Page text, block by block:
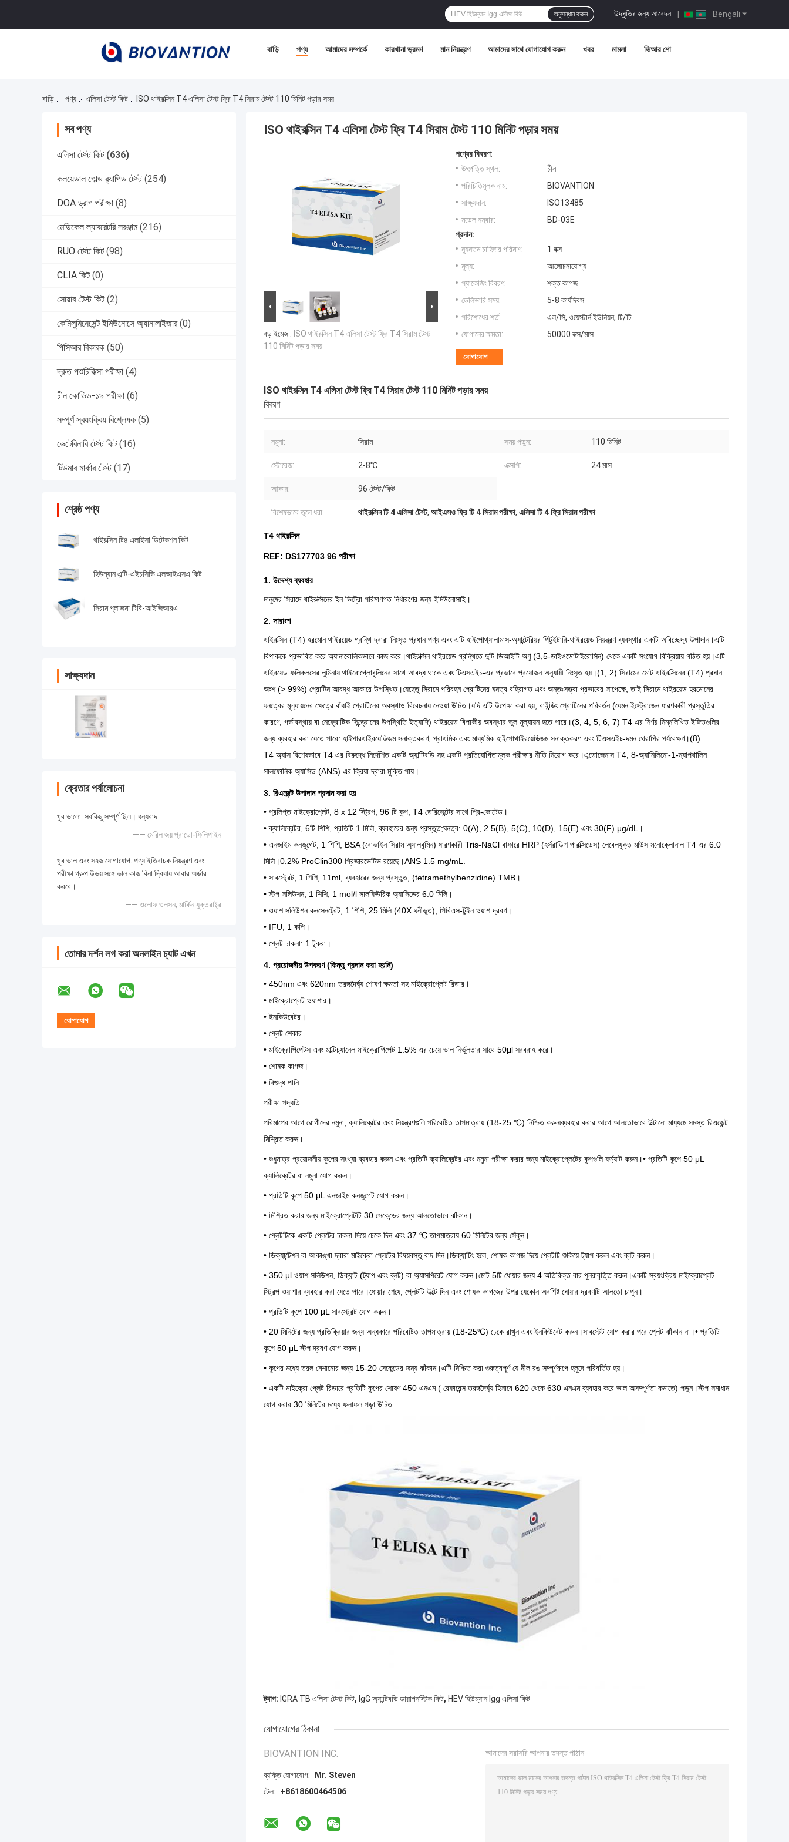
Bengali
উদ্ধৃতির জন্য আবেদন |
অনুসন্ধান করুন
বাড়ি পণ্য আমাদের সম্পর্কে কারখানা ভ্রমণ মান নিয়ন্ত্রণ আমাদের সাথে যোগাযোগ করুন খবর মামলা ভিআর শো
বাড়ি পণ্য এলিসা টেস্ট কিট ISO থাইরক্সিন T4 এলিসা টেস্ট ফ্রি T4 সিরাম টেস্ট 110 মিনিট পড়ার সময়
সব পণ্য
এলিসা টেস্ট কিট (636)
কলয়েডাল গোল্ড র‍্যাপিড টেস্ট (254)
DOA ড্রাগ পরীক্ষা (8)
মেডিকেল ল্যাবরেটরি সরঞ্জাম (216)
RUO টেস্ট কিট (98)
CLIA কিট (0)
সোয়াব টেস্ট কিট (2)
কেমিলুমিনেসেন্ট ইমিউনোসে অ্যানালাইজার (0)
পিসিআর বিকারক (50)
দ্রুত পশুচিকিত্সা পরীক্ষা (4)
চীন কোভিড-১৯ পরীক্ষা (6)
সম্পূর্ণ স্বয়ংক্রিয় বিশ্লেষক (5)
ভেটেরিনারি টেস্ট কিট (16)
টিউমার মার্কার টেস্ট (17)
শ্রেষ্ঠ পণ্য
থাইরক্সিন টি৪ এলাইসা ডিটেকশন কিট
হিউম্যান এন্টি-এইচসিভি এলআইএসএ কিট
সিরাম প্লাজমা টিবি-আইজিআরএ
সাক্ষ্যদান
ক্রেতার পর্যালোচনা
খুব ভালো. সবকিছু সম্পূর্ণ ছিল। ধন্যবাদ
—— মেরিল জয় প্রাডো-ফিলিপাইন
খুব ভাল এবং সহজ যোগাযোগ. পণ্য ইতিবাচক নিয়ন্ত্রণ এবং
পরীক্ষা গ্রুপ উভয় সঙ্গে ভাল কাজ.বিনা দ্বিধায় আবার অর্ডার
করবে।
—— ওলোফ ওলসন, মার্কিন যুক্তরাষ্ট্র
তোমার দর্শন লগ করা অনলাইন চ্যাট এখন
ISO থাইরক্সিন T4 এলিসা টেস্ট ফ্রি T4 সিরাম টেস্ট 110 মিনিট পড়ার সময়
বড় ইমেজ : ISO থাইরক্সিন T4 এলিসা টেস্ট ফ্রি T4 সিরাম টেস্ট
110 মিনিট পড়ার সময়
পণ্যের বিবরণ:
উৎপত্তি স্থল:
চীন
পরিচিতিমুলক নাম:
BIOVANTION
সাক্ষ্যদান:
ISO13485
মডেল নম্বার:
BD-03E
প্রদান:
ন্যূনতম চাহিদার পরিমাণ:
1 বক্স
মূল্য:
আলোচনাযোগ্য
প্যাকেজিং বিবরণ:
শক্ত কাগজ
ডেলিভারি সময়:
5-8 কার্যদিবস
পরিশোধের শর্ত:
এল/সি, ওয়েস্টার্ন ইউনিয়ন, টি/টি
যোগানের ক্ষমতা:
50000 বক্স/মাস
যোগাযোগ
ISO থাইরক্সিন T4 এলিসা টেস্ট ফ্রি T4 সিরাম টেস্ট 110 মিনিট পড়ার সময়
বিবরণ
নমুনা: সিরাম সময় পড়ুন: 110 মিনিট
স্টোরেজ: 2-8℃ এক্সপি: 24 মাস
আকার: 96 টেস্ট/কিট
বিশেষভাবে তুলে ধরা: থাইরক্সিন টি 4 এলিসা টেস্ট, আইএসও ফ্রি টি 4 সিরাম পরীক্ষা, এলিসা টি 4 ফ্রি সিরাম পরীক্ষা
T4 থাইরক্সিন
REF: DS177703 96 পরীক্ষা
1. উদ্দেশ্য ব্যবহার
মানুষের সিরামে থাইরক্সিনের ইন ভিট্রো পরিমাণগত নির্ধারণের জন্য ইমিউনোসাই।
2. সারাংশ
থাইরক্সিন (T4) হরমোন থাইরয়েড গ্রন্থি দ্বারা নিঃসৃত প্রধান পণ্য এবং এটি হাইপোথ্যালামাস-অ্যান্টেরিয়র পিটুইটারি-থাইরয়েড নিয়ন্ত্রণ ব্যবস্থার একটি অবিচ্ছেদ্য উপাদান।এটি
বিপাককে প্রভাবিত করে অ্যানাবোলিকভাবে কাজ করে।থাইরক্সিন থাইরয়েড গ্রন্থিতে দুটি ডিআইটি অণু (3,5-ডাইওডোটাইরোসিন) থেকে একটি সংযোগ বিক্রিয়ায় গঠিত হয়।এটি
থাইরয়েড ফলিকলসের লুমিনায় থাইরোগ্লোবুলিনের সাথে আবদ্ধ থাকে এবং টিএসএইচ-এর প্রভাবে প্রয়োজন অনুযায়ী নিঃসৃত হয়।(1, 2) সিরামের মোট থাইরক্সিনের (T4) প্রধান
অংশ (> 99%) প্রোটিন আবদ্ধ আকারে উপস্থিত।যেহেতু সিরামে পরিবহন প্রোটিনের ঘনত্ব বহিরাগত এবং অন্তঃসত্ত্বা প্রভাবের সাপেক্ষে, তাই সিরামে থাইরয়েড হরমোনের
ঘনত্বের মূল্যায়নের ক্ষেত্রে বাঁধাই প্রোটিনের অবস্থাও বিবেচনায় নেওয়া উচিত।যদি এটি উপেক্ষা করা হয়, বাইন্ডিং প্রোটিনের পরিবর্তন (যেমন ইস্ট্রোজেন ধারণকারী প্রস্তুতির
কারণে, গর্ভাবস্থায় বা নেফ্রোটিক সিন্ড্রোমের উপস্থিতি ইত্যাদি) থাইরয়েড বিপাকীয় অবস্থার ভুল মূল্যায়ন হতে পারে।(3, 4, 5, 6, 7) T4 এর নির্ণয় নিম্নলিখিত ইঙ্গিতগুলির
জন্য ব্যবহার করা যেতে পারে: হাইপারথাইরয়েডিজম সনাক্তকরণ, প্রাথমিক এবং মাধ্যমিক হাইপোথাইরয়েডিজম সনাক্তকরণ এবং টিএসএইচ-দমন থেরাপির পর্যবেক্ষণ।(8)
T4 অ্যাস বিশেষভাবে T4 এর বিরুদ্ধে নির্দেশিত একটি অ্যান্টিবডি সহ একটি প্রতিযোগিতামূলক পরীক্ষার নীতি নিয়োগ করে।এন্ডোজেনাস T4, 8-অ্যানিলিনো-1-ন্যাপথালিন
সালফোনিক অ্যাসিড (ANS) এর ক্রিয়া দ্বারা মুক্তি পায়।
3. রিএজেন্ট উপাদান প্রদান করা হয়
• প্রলিপ্ত মাইক্রোপ্লেট, 8 x 12 স্ট্রিপ, 96 টি কূপ, T4 ডেরিভেন্টের সাথে প্রি-কোটেড।
• ক্যালিব্রেটর, 6টি শিশি, প্রতিটি 1 মিলি, ব্যবহারের জন্য প্রস্তুত;ঘনত্ব: 0(A), 2.5(B), 5(C), 10(D), 15(E) এবং 30(F) μg/dL।
• এনজাইম কনজুগেট, 1 শিশি, BSA (বোভাইন সিরাম অ্যালবুমিন) ধারণকারী Tris-NaCl বাফারে HRP (হর্সরাডিশ পারক্সিডেস) লেবেলযুক্ত মাউস মনোক্লোনাল T4 এর 6.0
মিলি।0.2% ProClin300 প্রিজারভেটিভ রয়েছে।ANS 1.5 mg/mL.
• সাবস্ট্রেট, 1 শিশি, 11ml, ব্যবহারের জন্য প্রস্তুত, (tetramethylbenzidine) TMB।
• স্টপ সলিউশন, 1 শিশি, 1 mol/l সালফিউরিক অ্যাসিডের 6.0 মিলি।
• ওয়াশ সলিউশন কনসেনট্রেট, 1 শিশি, 25 মিলি (40X ঘনীভূত), পিবিএস-টুইন ওয়াশ দ্রবণ।
• IFU, 1 কপি।
• প্লেট ঢাকনা: 1 টুকরা।
4. প্রয়োজনীয় উপকরণ (কিন্তু প্রদান করা হয়নি)
• 450nm এবং 620nm তরঙ্গদৈর্ঘ্য শোষণ ক্ষমতা সহ মাইক্রোপ্লেট রিডার।
• মাইক্রোপ্লেট ওয়াশার।
• ইনকিউবেটর।
• প্লেট শেকার.
• মাইক্রোপিপেটস এবং মাল্টিচ্যানেল মাইক্রোপিপেট 1.5% এর চেয়ে ভাল নির্ভুলতার সাথে 50μl সরবরাহ করে।
• শোষক কাগজ।
• বিশুদ্ধ পানি
পরীক্ষা পদ্ধতি
পরিমাপের আগে রোগীদের নমুনা, ক্যালিব্রেটর এবং নিয়ন্ত্রণগুলি পরিবেষ্টিত তাপমাত্রায় (18-25 ℃) নিশ্চিত করুন৷ব্যবহার করার আগে আলতোভাবে উল্টানো মাধ্যমে সমস্ত রিএজেন্ট
মিশ্রিত করুন।
• শুধুমাত্র প্রয়োজনীয় কূপের সংখ্যা ব্যবহার করুন এবং প্রতিটি ক্যালিব্রেটর এবং নমুনা পরীক্ষা করার জন্য মাইক্রোপ্লেটের কূপগুলি ফর্ম্যাট করুন।• প্রতিটি কূপে 50 μL
ক্যালিব্রেটর বা নমুনা যোগ করুন।
• প্রতিটি কূপে 50 μL এনজাইম কনজুগেট যোগ করুন।
• মিশ্রিত করার জন্য মাইক্রোপ্লেটটি 30 সেকেন্ডের জন্য আলতোভাবে ঝাঁকান।
• প্লেটটিকে একটি প্লেটের ঢাকনা দিয়ে ঢেকে দিন এবং 37 ℃ তাপমাত্রায় 60 মিনিটের জন্য সেঁকুন।
• ডিক্যান্টেশন বা আকাঙ্খা দ্বারা মাইক্রো প্লেটের বিষয়বস্তু বাদ দিন।ডিক্যান্টিং হলে, শোষক কাগজ দিয়ে প্লেটটি শুকিয়ে ট্যাপ করুন এবং ব্লট করুন।
• 350 μl ওয়াশ সলিউশন, ডিক্যান্ট (ট্যাপ এবং ব্লট) বা অ্যাসপিরেট যোগ করুন।মোট 5টি ধোয়ার জন্য 4 অতিরিক্ত বার পুনরাবৃত্তি করুন।একটি স্বয়ংক্রিয় মাইক্রোপ্লেট
স্ট্রিপ ওয়াশার ব্যবহার করা যেতে পারে।ধোয়ার শেষে, প্লেটটি উল্টে দিন এবং শোষক কাগজের উপর যেকোন অবশিষ্ট ধোয়ার দ্রবণটি আলতো চাপুন।
• প্রতিটি কূপে 100 μL সাবস্ট্রেট যোগ করুন।
• 20 মিনিটের জন্য প্রতিক্রিয়ার জন্য অন্ধকারে পরিবেষ্টিত তাপমাত্রায় (18-25℃) ঢেকে রাখুন এবং ইনকিউবেট করুন।সাবস্টেট যোগ করার পরে প্লেট ঝাঁকান না।• প্রতিটি
কূপে 50 μL স্টপ দ্রবণ যোগ করুন।
• কূপের মধ্যে তরল মেশানোর জন্য 15-20 সেকেন্ডের জন্য ঝাঁকান।এটি নিশ্চিত করা গুরুত্বপূর্ণ যে নীল রঙ সম্পূর্ণরূপে হলুদে পরিবর্তিত হয়।
• একটি মাইক্রো প্লেট রিডারে প্রতিটি কূপের শোষণ 450 এনএম ( রেফারেন্স তরঙ্গদৈর্ঘ্য হিসাবে 620 থেকে 630 এনএম ব্যবহার করে ভাল অসম্পূর্ণতা কমাতে) পড়ুন।স্টপ সমাধান
যোগ করার 30 মিনিটের মধ্যে ফলাফল পড়া উচিত
ট্যাগ: IGRA TB এলিসা টেস্ট কিট, IgG অ্যান্টিবডি ডায়াগনস্টিক কিট, HEV হিউম্যান Igg এলিসা কিট
যোগাযোগের ঠিকানা
BIOVANTION INC.
ব্যক্তি যোগাযোগ:
Mr. Steven
টেল:
+8618600464506
আমাদের সরাসরি আপনার তদন্ত পাঠান